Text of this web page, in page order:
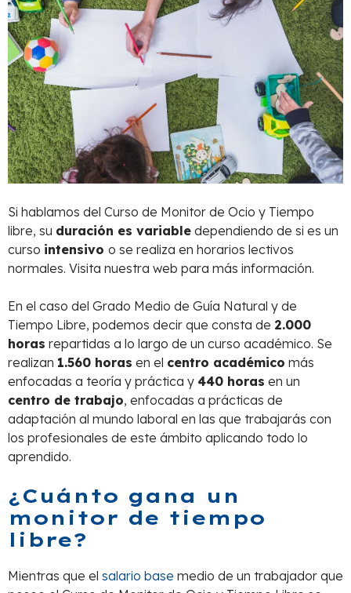
Si hablamos del Curso de Monitor de Ocio y Tiempo
libre, su duración es variable dependiendo de si es un
curso intensivo o se realiza en horarios lectivos
normales. Visita nuestra web para más información.
En el caso del Grado Medio de Guía Natural y de
Tiempo Libre, podemos decir que consta de 2.000
horas repartidas a lo largo de un curso académico. Se
realizan 1.560 horas en el centro académico más
enfocadas a teoría y práctica y 440 horas en un
centro de trabajo, enfocadas a prácticas de
adaptación al mundo laboral en las que trabajarás con
los profesionales de este ámbito aplicando todo lo
aprendido.
¿Cuánto gana un
monitor de tiempo
libre?
Mientras que el salario base medio de un trabajador que